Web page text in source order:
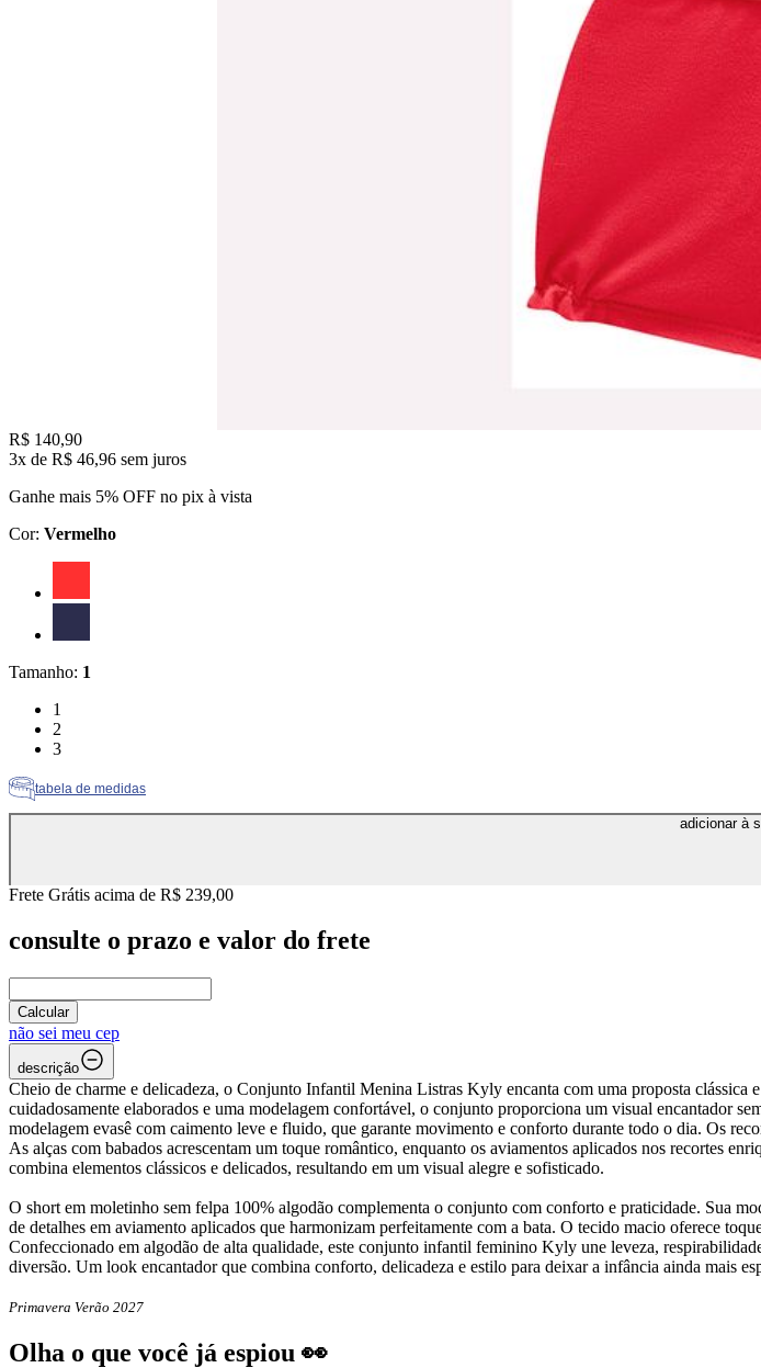
Price:
R$ 140,90
3x de R$ 46,96 sem juros
Ganhe mais 5% OFF no pix à vista
Cor: Vermelho
Tamanho: 1
Tamanho: 1
1
Tamanho: 2
2
Tamanho: 3
3
tabela de medidas
adicionar à
Frete Grátis acima de R$ 239,00
consulte o prazo e valor do frete
Calcular
não sei meu cep
descrição
Cheio de charme e delicadeza, o Conjunto Infantil Menina Listras Kyly encanta com uma proposta clássica
cuidadosamente elaborados e uma modelagem confortável, o conjunto proporciona um visual encantador
modelagem evasê com caimento leve e fluido, que garante movimento e conforto durante todo o dia. Os
As alças com babados acrescentam um toque romântico, enquanto os aviamentos aplicados nos recortes
combina elementos clássicos e delicados, resultando em um visual alegre e sofisticado.
O short em moletinho sem felpa 100% algodão complementa o conjunto com conforto e praticidade. Sua
de detalhes em aviamento aplicados que harmonizam perfeitamente com a bata. O tecido macio oferece
Confeccionado em algodão de alta qualidade, este conjunto infantil feminino Kyly une leveza,
diversão. Um look encantador que combina conforto, delicadeza e estilo para deixar a infância ainda mais
Primavera Verão 2027
Olha o que você já espiou 👀